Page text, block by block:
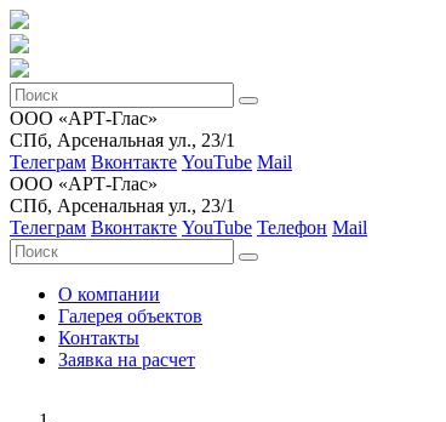
ООО «АРТ-Глас»
СПб, Арсенальная ул., 23/1
Телеграм Вконтакте YouTube Mail
ООО «АРТ-Глас»
СПб, Арсенальная ул., 23/1
Телеграм Вконтакте YouTube Телефон Mail
О компании
Галерея объектов
Контакты
Заявка на расчет